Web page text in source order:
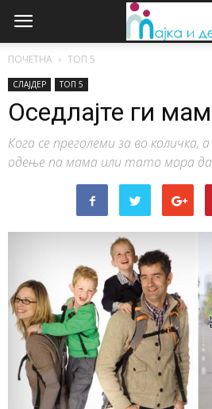
ПОЧЕТНА ТОП 5
СЛАЈДЕР ТОП 5
Оседлајте ги
Кога се преголеми за во количка,
одење па мама или тато мора